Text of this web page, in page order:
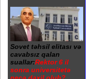
Sovet təhsil elitası və
cavabsız qalan
suallar:Rektor 6 il
sonra universitetə